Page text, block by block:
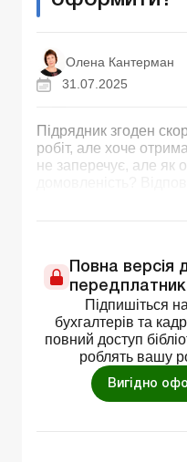
Олена Кантерман
31.07.2025
Підрядник згоден
робіт, але хоче
не заперечує, але як
Повна версія
Підпишіться
бухгалтерів та
повний доступ
роблять вашу
Вигідно